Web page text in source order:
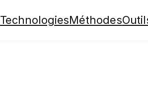
TechnologiesMéthodes